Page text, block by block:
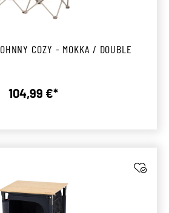
COZY - MOKKA / DOUBLE
Regulärer Preis:
104,99 €*